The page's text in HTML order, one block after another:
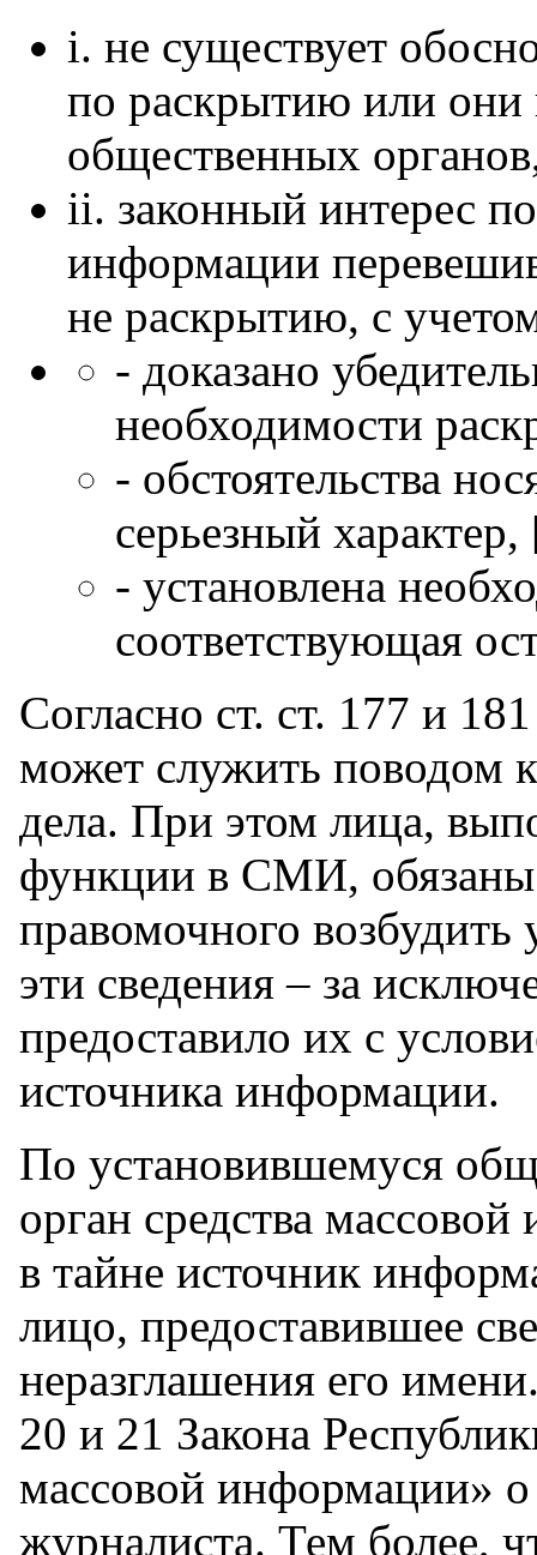
i. не существует
по раскрытию или они
общественных
ii. законный интерес
информации
не раскрытию, с
- доказано
необходимости
- обстоятельства
серьезный
- установлена
соответствующая
Согласно ст. ст. 177 и
может служить поводом
дела. При этом лица,
функции в СМИ,
правомочного возбудить
эти сведения – за
предоставило их с
источника информации.
По установившемуся
орган средства
в тайне источник
лицо, предоставившее
неразглашения его
20 и 21 Закона
массовой информации» о
журналиста. Тем более,